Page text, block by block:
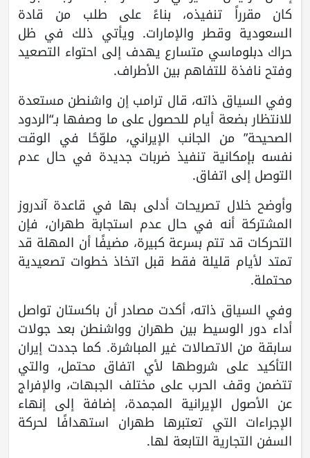
كان مقرراً تنفيذه، بناءً على طلب من قادة
السعودية وقطر والإمارات. ويأتي ذلك في ظل
حراك دبلوماسي متسارع يهدف إلى احتواء التصعيد
وفتح نافذة للتفاهم بين الأطراف.
وفي السياق ذاته، قال ترامب إن واشنطن مستعدة
للانتظار بضعة أيام للحصول على ما وصفها بـ“الردود
الصحيحة” من الجانب الإيراني، ملوّحًا في الوقت
نفسه بإمكانية تنفيذ ضربات جديدة في حال عدم
التوصل إلى اتفاق.
وأوضح خلال تصريحات أدلى بها في قاعدة آندروز
المشتركة أنه في حال عدم استجابة طهران، فإن
التحركات قد تتم بسرعة كبيرة، مضيفًا أن المهلة قد
تمتد لأيام قليلة فقط قبل اتخاذ خطوات تصعيدية
محتملة.
وفي السياق ذاته، أكدت مصادر أن باكستان تواصل
أداء دور الوسيط بين طهران وواشنطن بعد جولات
سابقة من الاتصالات غير المباشرة. كما جددت إيران
التأكيد على شروطها لأي اتفاق محتمل، والتي
تتضمن وقف الحرب على مختلف الجبهات، والإفراج
عن الأصول الإيرانية المجمدة، إضافة إلى إنهاء
الإجراءات التي تعتبرها طهران استهدافًا لحركة
السفن التجارية التابعة لها.